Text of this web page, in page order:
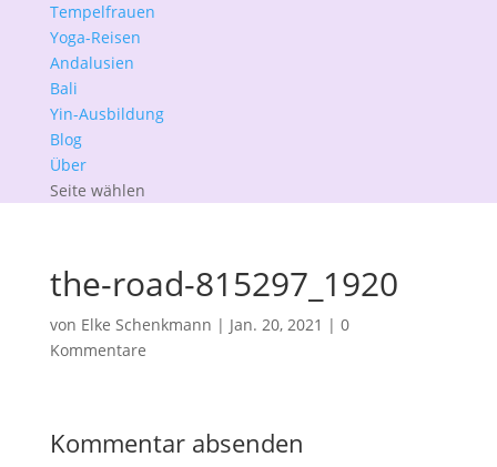
Tempelfrauen
Yoga-Reisen
Andalusien
Bali
Yin-Ausbildung
Blog
Über
Seite wählen
the-road-815297_1920
von Elke Schenkmann | Jan. 20, 2021 | 0
Kommentare
Kommentar absenden